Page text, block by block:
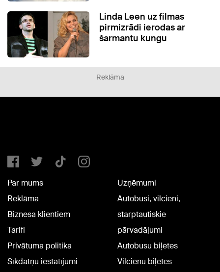
Linda Leen uz filmas
pirmizrādi ierodas ar
šarmantu kungu
Reklāma
Par mums
Reklāma
Biznesa klientiem
Tarifi
Privātuma politika
Sīkdatņu iestatījumi
Uzņēmumi
Autobusi, vilcieni,
starptautiskie
pārvadājumi
Autobusu biļetes
Vilcienu biļetes